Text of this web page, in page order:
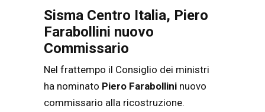
Sisma Centro Italia, Piero
Farabollini nuovo
Commissario
Nel frattempo il Consiglio dei ministri
ha nominato Piero Farabollini nuovo
commissario alla ricostruzione.